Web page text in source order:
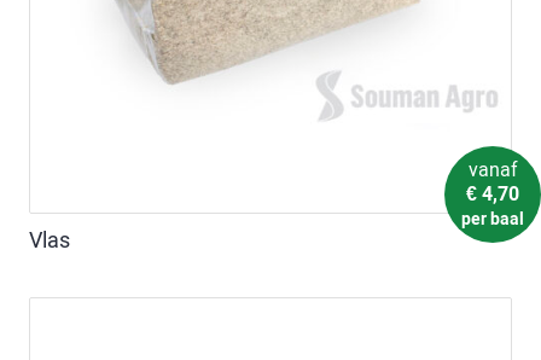
vanaf
€ 4,70
per baal
Vlas